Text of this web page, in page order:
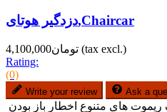
دزدگیر هوتای,Chaircar
تومان4,100,000 (tax excl.)
Rating:
(0)
Write your review Ask a